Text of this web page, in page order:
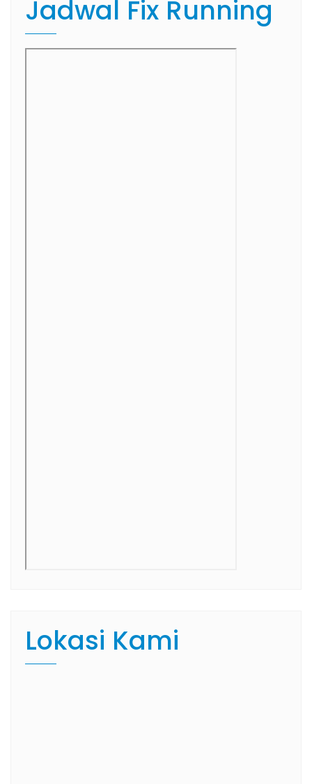
Jadwal Fix Running
Lokasi Kami